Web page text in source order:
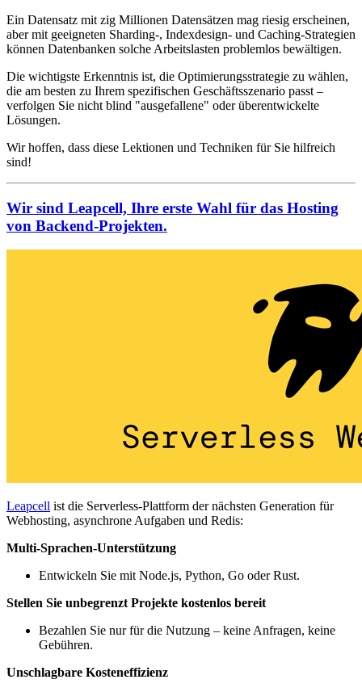
Ein Datensatz mit zig Millionen Datensätzen mag riesig erscheinen,
aber mit geeigneten Sharding-, Indexdesign- und Caching-Strategien
können Datenbanken solche Arbeitslasten problemlos bewältigen.
Die wichtigste Erkenntnis ist, die Optimierungsstrategie zu wählen,
die am besten zu Ihrem spezifischen Geschäftsszenario passt –
verfolgen Sie nicht blind "ausgefallene" oder überentwickelte
Lösungen.
Wir hoffen, dass diese Lektionen und Techniken für Sie hilfreich
sind!
Wir sind Leapcell, Ihre erste Wahl für das Hosting
von Backend-Projekten.
Leapcell ist die Serverless-Plattform der nächsten Generation für
Webhosting, asynchrone Aufgaben und Redis:
Multi-Sprachen-Unterstützung
Entwickeln Sie mit Node.js, Python, Go oder Rust.
Stellen Sie unbegrenzt Projekte kostenlos bereit
Bezahlen Sie nur für die Nutzung – keine Anfragen, keine
Gebühren.
Unschlagbare Kosteneffizienz